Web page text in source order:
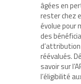
âgées en
rester chez
évolue pour
des
réévalués.
savoir sur
l’éligibilité